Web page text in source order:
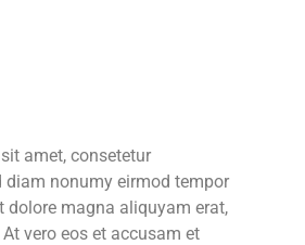
amet, consetetur
diam nonumy eirmod tempor
dolore magna aliquyam erat,
vero eos et accusam et